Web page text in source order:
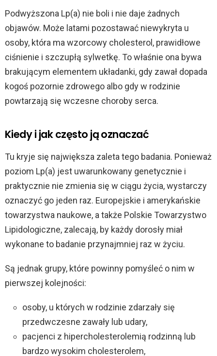
Podwyższona Lp(a) nie boli i nie daje żadnych
objawów. Może latami pozostawać niewykryta u
osoby, która ma wzorcowy cholesterol, prawidłowe
ciśnienie i szczupłą sylwetkę. To właśnie ona bywa
brakującym elementem układanki, gdy zawał dopada
kogoś pozornie zdrowego albo gdy w rodzinie
powtarzają się wczesne choroby serca.
Kiedy i jak często ją oznaczać
Tu kryje się największa zaleta tego badania. Ponieważ
poziom Lp(a) jest uwarunkowany genetycznie i
praktycznie nie zmienia się w ciągu życia, wystarczy
oznaczyć go jeden raz. Europejskie i amerykańskie
towarzystwa naukowe, a także Polskie Towarzystwo
Lipidologiczne, zalecają, by każdy dorosły miał
wykonane to badanie przynajmniej raz w życiu.
Są jednak grupy, które powinny pomyśleć o nim w
pierwszej kolejności:
osoby, u których w rodzinie zdarzały się
przedwczesne zawały lub udary,
pacjenci z hipercholesterolemią rodzinną lub
bardzo wysokim cholesterolem,